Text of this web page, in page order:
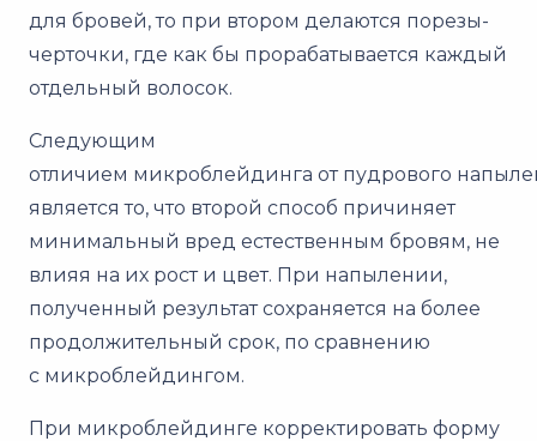
для бровей, то при втором делаются порезы-
черточки, где как бы прорабатывается каждый
отдельный волосок.
Следующим
отличием микроблейдинга от пудрового
является то, что второй способ причиняет
минимальный вред естественным бровям, не
влияя на их рост и цвет. При напылении,
полученный результат сохраняется на более
продолжительный срок, по сравнению
с микроблейдингом.
При микроблейдинге корректировать форму